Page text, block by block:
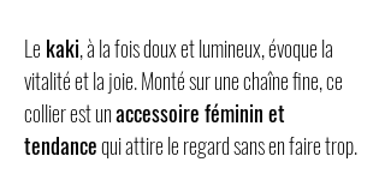
Le kaki, à la fois doux et lumineux, évoque la
vitalité et la joie. Monté sur une chaîne fine, ce
collier est unaccessoire féminin et
tendancequi attire le regard sans en faire trop.